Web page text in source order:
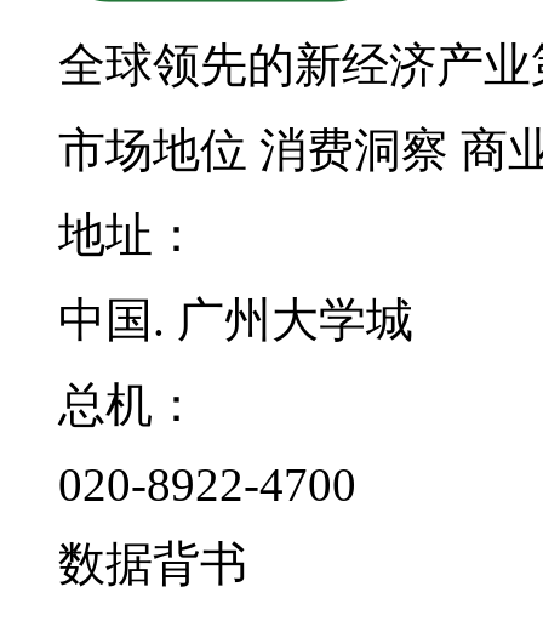
全球领先的新经济产
市场地位 消费洞察 商
地址：
中国. 广州大学城
总机：
020-8922-4700
数据背书